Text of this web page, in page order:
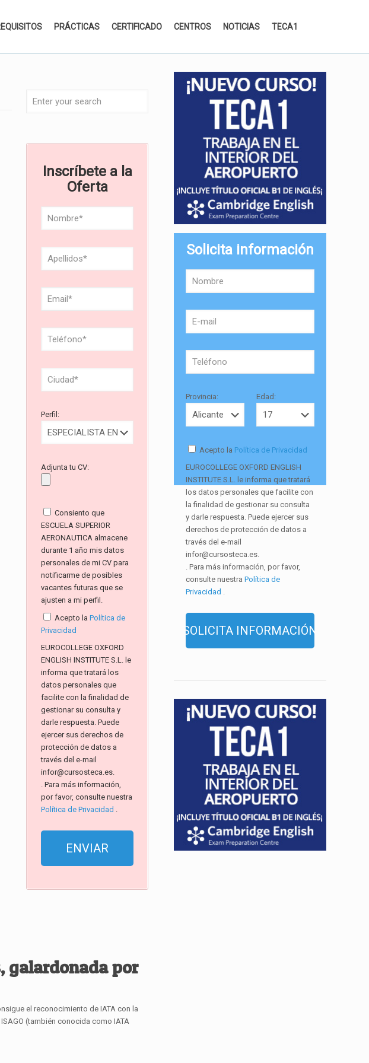
PRÁCTICAS CERTIFICADO CENTROS NOTICIAS TECA1
Inscríbete a la
Oferta
Perfil:
Adjunta tu CV:
Consiento que
ESCUELA SUPERIOR
AERONAUTICA almacene
durante 1 año mis datos
personales de mi CV para
notificarme de posibles
vacantes futuras que se
ajusten a mi perfil.
Acepto la Política de
Privacidad
EUROCOLLEGE OXFORD
ENGLISH INSTITUTE S.L. le
informa que tratará los
datos personales que
facilite con la finalidad de
gestionar su consulta y
darle respuesta. Puede
ejercer sus derechos de
protección de datos a
través del e-mail
infor@cursosteca.es.
. Para más información,
por favor, consulte nuestra
Política de Privacidad .
galardonada por
el reconocimiento de IATA con la
(también conocida como IATA
Solicita información
Provincia: Edad:
Acepto la Política de Privacidad
EUROCOLLEGE OXFORD ENGLISH
INSTITUTE S.L. le informa que tratará
los datos personales que facilite con
la finalidad de gestionar su consulta
y darle respuesta. Puede ejercer sus
derechos de protección de datos a
través del e-mail
infor@cursosteca.es.
. Para más información, por favor,
consulte nuestraPolítica de
Privacidad